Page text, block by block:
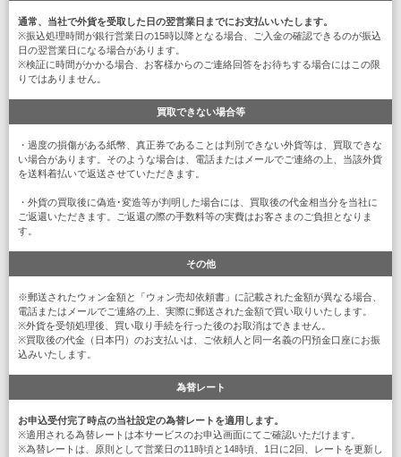
通常、当社で外貨を受取した日の翌営業日までにお支払いいたします。
※振込処理時間が銀行営業日の15時以降となる場合、ご入金の確認できるのが振込
日の翌営業日になる場合があります。
※検証に時間がかかる場合、お客様からのご連絡回答をお待ちする場合にはこの限
りではありません。
買取できない場合等
・過度の損傷がある紙幣、真正券であることは判別できない外貨等は、買取できな
い場合があります。そのような場合は、電話またはメールでご連絡の上、当該外貨
を送料着払いで返送させていただきます。
・外貨の買取後に偽造･変造等が判明した場合には、買取後の代金相当分を当社に
ご返還いただきます。ご返還の際の手数料等の実費はお客さまのご負担となりま
す。
その他
※郵送されたウォン金額と「ウォン売却依頼書」に記載された金額が異なる場合、
電話またはメールでご連絡の上、実際に郵送された金額で買い取りいたします。
※外貨を受領処理後、買い取り手続を行った後のお取消はできません。
※買取後の代金（日本円）のお支払いは、ご依頼人と同一名義の円預金口座にお振
込みいたします。
為替レート
お申込受付完了時点の当社設定の為替レートを適用します。
※適用される為替レートは本サービスのお申込画面にてご確認いただけます。
※為替レートは、原則として営業日の11時頃と14時頃、1日に2回、レートを更新し